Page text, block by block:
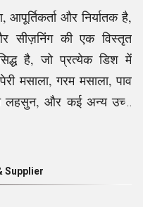
आपूर्तिकर्ता और निर्यातक है,
सीज़निंग की एक विस्तृत
है, जो प्रत्येक डिश में
मसाला, गरम मसाला, पाव
लहसुन, और कई अन्य उच्च
हैं। हमारे कुशलतापूर्वक
गया है, जिससे प्रत्येक
है।
Supplier